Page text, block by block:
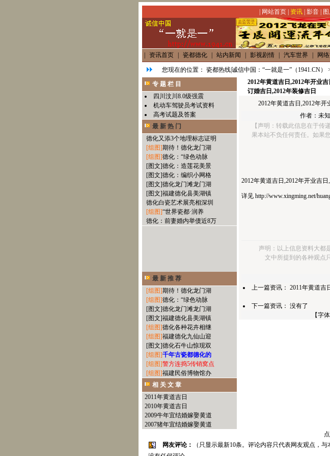
网站首页| 资讯| 影音|
资讯首页 瓷都德化 站内新闻 影视剧情 汽车世界 网
您现在的位置： 瓷都热线|诚信中国：“一就是一”（1941.CN）
专 题 栏 目
四川汶川8.0级强震
机动车驾驶员考试资料
高考试题及答案
最 新 热 门
德化又添3个地理标志证明
[组图]期待！德化龙门湖
[组图]德化：“绿色动脉
[图文]德化：造莲花美景
[图文]德化：编织小网格
[图文]德化龙门滩龙门湖
[图文]福建德化县美湖镇
德化白瓷艺术展亮相深圳
[组图]“世界瓷都·润养
德化：前妻婚内举债近8万
最 新 推 荐
[组图]期待！德化龙门湖
[组图]德化：“绿色动脉
[图文]德化龙门滩龙门湖
[图文]福建德化县美湖镇
[组图]德化各种花卉相继
[组图]福建德化九仙山迎
[图文]德化石牛山惊现双
[组图]千年古瓷都德化的
[组图]警方连捣5传销窝点
[组图]福建民俗博物馆办
相 关 文 章
2011年黄道吉日
2010年黄道吉日
2009牛年宜结婚嫁娶黄道
2007猪年宜结婚嫁娶黄道
2012年黄道吉日,2012年开业
订婚吉日,2012年装修吉日
2012年黄道吉日,2012年开
作者：未
【声明：转载此信息在于传
果本站不负任何责任。如果
2012年黄道吉日,2012年开业吉
详见 http://www.xingming.net/
声明：以上信息资料大都
文中所提到的各种观点
上一篇资讯： 2011年黄道吉
下一篇资讯： 没有了
【字体
网友评论：
（只显示最新10条。评论内容只代表网友观点，与